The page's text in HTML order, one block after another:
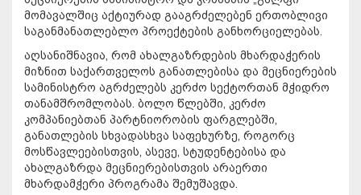
მომავალშიც აქტიურად გააგრძელებენ ერთობლივი
საგანმანათლებლო პროექტების განხორციელებას.
აღსანიშნავია, რომ ახალგაზრდების მხარდაჭერის
მიზნით საქართველოს განათლებისა და მეცნიერების
სამინისტრო აგრძელებს კერძო სექტორთან მჭიდრო
თანამშრომლობას. ბოლო წლებში, კერძო
კომპანიებთან პარტნიორობის ფარგლებში,
განათლების სხვადასხვა საფეხურზე, როგორც
მოსწავლეებისთვის, ასევე, სტუდენტებისა და
ახალგაზრდა მეცნიერებისთვის არაერთი
მხარდამჭერი პროგრამა შემუშავდა.